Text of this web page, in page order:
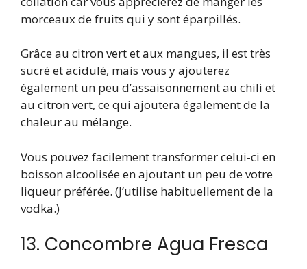
morceaux de fruits qui y sont éparpillés.
Grâce au citron vert et aux mangues, il est très
sucré et acidulé, mais vous y ajouterez
également un peu d’assaisonnement au chili et
au citron vert, ce qui ajoutera également de la
chaleur au mélange.
Vous pouvez facilement transformer celui-ci en
boisson alcoolisée en ajoutant un peu de votre
liqueur préférée. (J’utilise habituellement de la
vodka.)
13. Concombre Agua Fresca